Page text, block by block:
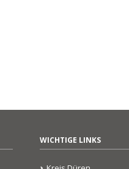
WICHTIGE LINKS